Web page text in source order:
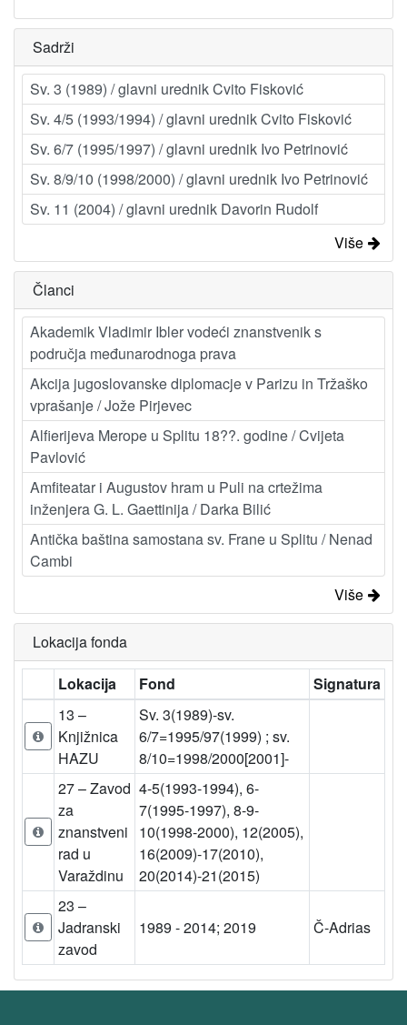
Sadrži
Sv. 3 (1989) / glavni urednik Cvito Fisković
Sv. 4/5 (1993/1994) / glavni urednik Cvito Fisković
Sv. 6/7 (1995/1997) / glavni urednik Ivo Petrinović
Sv. 8/9/10 (1998/2000) / glavni urednik Ivo Petrinović
Sv. 11 (2004) / glavni urednik Davorin Rudolf
Više
Članci
Akademik Vladimir Ibler vodeći znanstvenik s
područja međunarodnoga prava
Akcija jugoslovanske diplomacje v Parizu in Tržaško
vprašanje / Jože Pirjevec
Alfierijeva Merope u Splitu 18??. godine / Cvijeta
Pavlović
Amfiteatar i Augustov hram u Puli na crtežima
inženjera G. L. Gaettinija / Darka Bilić
Antička baština samostana sv. Frane u Splitu / Nenad
Cambi
Više
Lokacija fonda
Lokacija
Fond
Signatura
13 –
Knjižnica
HAZU
Sv. 3(1989)-sv.
6/7=1995/97(1999) ; sv.
8/10=1998/2000[2001]-
27 – Zavod
za
znanstveni
rad u
Varaždinu
4-5(1993-1994), 6-
7(1995-1997), 8-9-
10(1998-2000), 12(2005),
16(2009)-17(2010),
20(2014)-21(2015)
23 –
Jadranski
zavod
1989 - 2014; 2019 Č-Adrias